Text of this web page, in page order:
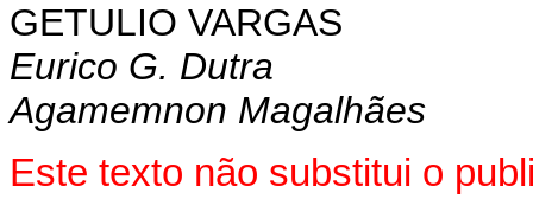
GETULIO VARGAS
Eurico G. Dutra
Agamemnon Magalhães
Este texto não substitui o